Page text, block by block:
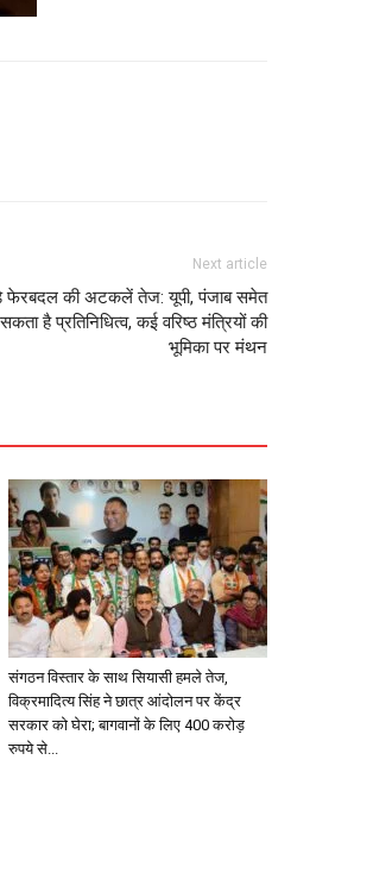
Next article
फेरबदल की अटकलें तेज: यूपी, पंजाब समेत
है प्रतिनिधित्व, कई वरिष्ठ मंत्रियों की
भूमिका पर मंथन
संगठन विस्तार के साथ सियासी हमले तेज,
विक्रमादित्य सिंह ने छात्र आंदोलन पर केंद्र
सरकार को घेरा; बागवानों के लिए 400 करोड़
रुपये से...